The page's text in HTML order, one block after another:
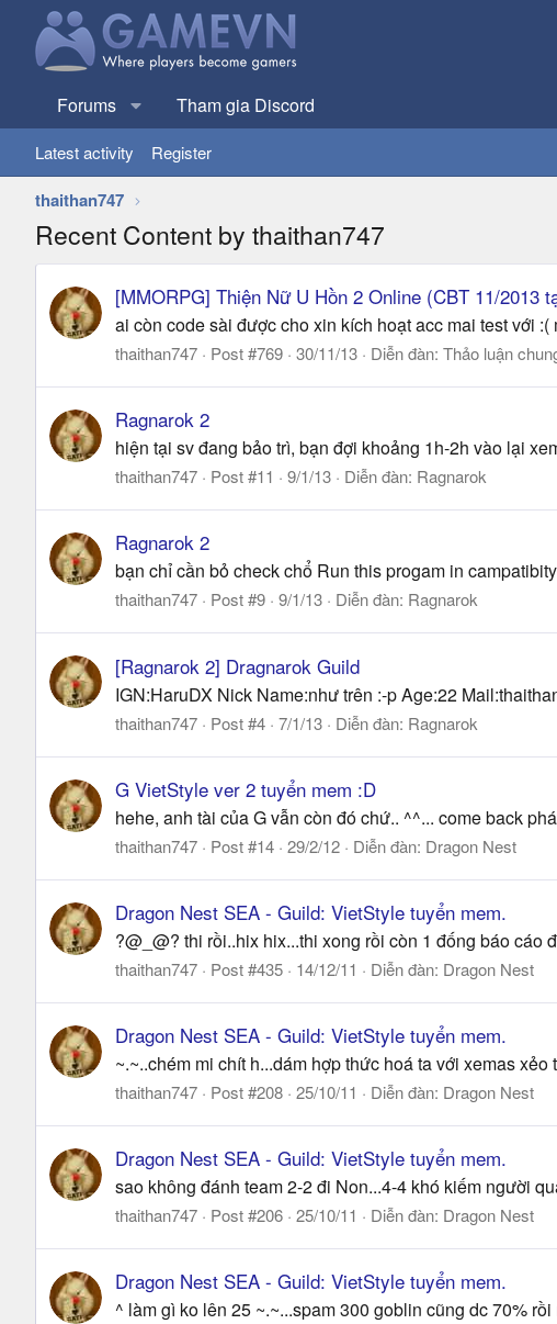
Forums Tham gia Discord
Latest activity Register
thaithan747
Recent Content by thaithan747
[MMORPG] Thiện Nữ U Hồn 2 Online (CBT 11/2013
ai còn code sài được cho xin kích hoạt acc mai test với
thaithan747 Post #769 30/11/13 Diễn đàn: Thảo luận
Ragnarok 2
hiện tại sv đang bảo trì, bạn đợi khoảng 1h-2h vào lại
thaithan747 Post #11 9/1/13 Diễn đàn: Ragnarok
Ragnarok 2
bạn chỉ cần bỏ check chổ Run this progam in
thaithan747 Post #9 9/1/13 Diễn đàn: Ragnarok
[Ragnarok 2] Dragnarok Guild
IGN:HaruDX Nick Name:như trên :-p Age:22 Mail:
thaithan747 Post #4 7/1/13 Diễn đàn: Ragnarok
G VietStyle ver 2 tuyển mem :D
hehe, anh tài của G vẫn còn đó chứ.. ^^... come back
thaithan747 Post #14 29/2/12 Diễn đàn: Dragon Nest
Dragon Nest SEA - Guild: VietStyle tuyển mem.
?@_@? thi rồi..hix hix...thi xong rồi còn 1 đống báo cáo
thaithan747 Post #435 14/12/11 Diễn đàn: Dragon Nest
Dragon Nest SEA - Guild: VietStyle tuyển mem.
~.~..chém mi chít h...dám hợp thức hoá ta với xemas xẻo
thaithan747 Post #208 25/10/11 Diễn đàn: Dragon Nest
Dragon Nest SEA - Guild: VietStyle tuyển mem.
sao không đánh team 2-2 đi Non...4-4 khó kiếm người
thaithan747 Post #206 25/10/11 Diễn đàn: Dragon Nest
Dragon Nest SEA - Guild: VietStyle tuyển mem.
^ làm gì ko lên 25 ~.~...spam 300 goblin cũng dc 70% rồi